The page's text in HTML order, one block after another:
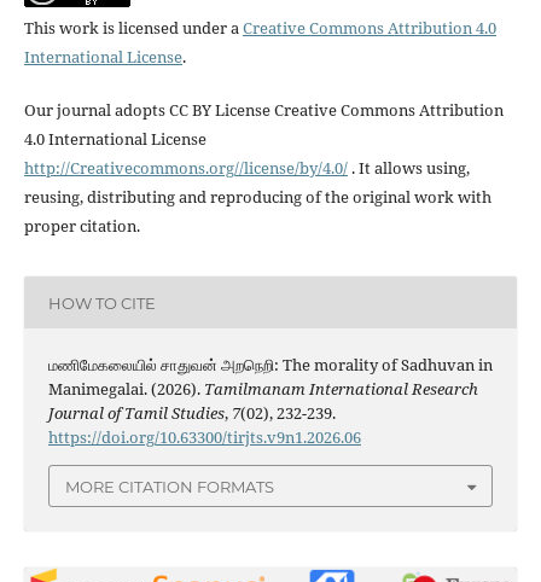
This work is licensed under aCreative Commons Attribution 4.0
International License.
Our journal adopts CC BY License Creative Commons Attribution
4.0 International License
http://Creativecommons.org//license/by/4.0/. It allows using,
reusing, distributing and reproducing of the original work with
proper citation.
HOW TO CITE
மணிமேகலையில் சாதுவன் அறநெறி: The morality of Sadhuvan in
Manimegalai. (2026). Tamilmanam International Research
Journal of Tamil Studies, 7(02), 232-239.
https://doi.org/10.63300/tirjts.v9n1.2026.06
MORE CITATION FORMATS